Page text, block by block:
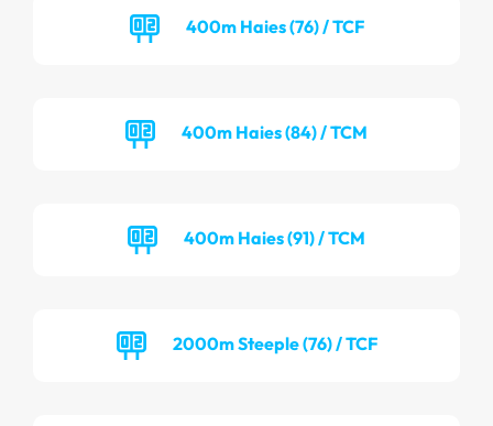
400m Haies (76) / TCF
400m Haies (84) / TCM
400m Haies (91) / TCM
2000m Steeple (76) / TCF